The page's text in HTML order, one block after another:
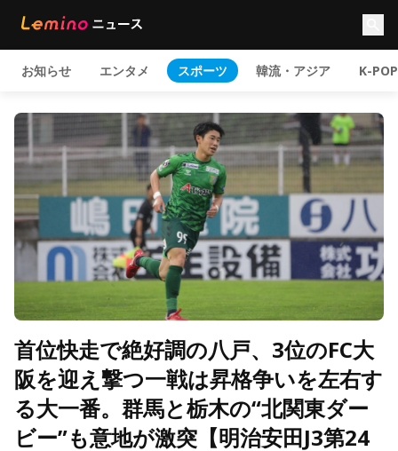
お知らせ エンタメ スポーツ 韓流・アジア K-POP
首位快走で絶好調の八戸、3位のFC大
阪を迎え撃つ一戦は昇格争いを左右す
る大一番。群馬と栃木の“北関東ダー
ビー”も意地が激突【明治安田J3第24